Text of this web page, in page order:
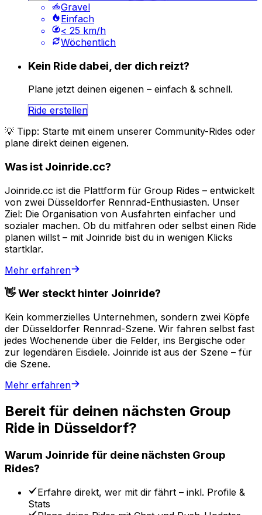
Gravel
Einfach
< 25 km/h
Wöchentlich
Kein Ride dabei, der dich reizt?
Plane jetzt deinen eigenen – einfach & schnell.
Ride erstellen
💡 Tipp: Starte mit einem unserer Community-Rides oder
plane direkt deinen eigenen.
Was ist Joinride.cc?
Joinride.cc ist die Plattform für Group Rides – entwickelt
von zwei Düsseldorfer Rennrad-Enthusiasten. Unser
Ziel: Die Organisation von Ausfahrten einfacher und
sozialer machen. Ob du mitfahren oder selbst einen Ride
planen willst – mit Joinride bist du in wenigen Klicks
startklar.
Mehr erfahren
👋 Wer steckt hinter Joinride?
Kein kommerzielles Unternehmen, sondern zwei Köpfe
der Düsseldorfer Rennrad-Szene. Wir fahren selbst fast
jedes Wochenende über die Felder, ins Bergische oder
zur legendären Eisdiele. Joinride ist aus der Szene – für
die Szene.
Mehr erfahren
Bereit für deinen nächsten Group
Ride in Düsseldorf?
Warum Joinride für deine nächsten Group
Rides?
Erfahre direkt, wer mit dir fährt – inkl. Profile &
Stats